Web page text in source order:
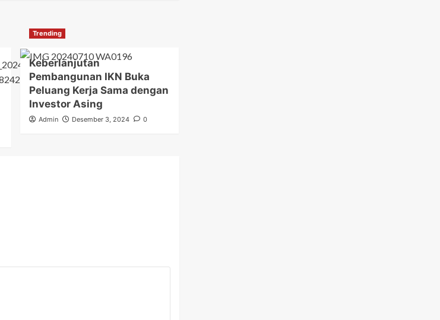
Trending
Keberlanjutan
Pembangunan IKN Buka
Peluang Kerja Sama dengan
Investor Asing
Admin Desember 3, 2024 0